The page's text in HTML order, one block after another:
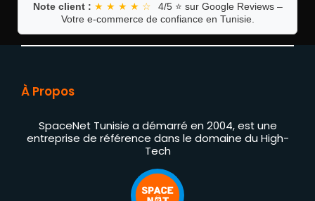
Note client : ★ ★ ★ ★ ☆
4/5 ⭐ sur Google Reviews –
Votre e-commerce de confiance en Tunisie.
À Propos
SpaceNet Tunisie a démarré en 2004, est une
entreprise de référence dans le domaine du High-
Tech